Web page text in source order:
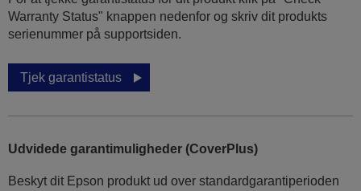
Warranty Status" knappen nedenfor og skriv dit produkts
serienummer på supportsiden.
Tjek garantistatus
Udvidede garantimuligheder (CoverPlus)
Beskyt dit Epson produkt ud over standardgarantiperioden